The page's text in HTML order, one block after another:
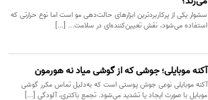
سشوار یکی از پرکاربردترین ابزارهای حالت‌دهی مو است اما نوع حرارتی که
استفاده می‌شود، نقش تعیین‌کننده‌ای در سلامت... [...]
آکنه موبایلی؛ جوشی که از گوشی میاد نه هورمون
آکنه موبایلی نوعی جوش پوستی است که به‌دلیل تماس مکرر گوشی
موبایل با صورت ایجاد یا تشدید می‌شود. تجمع باکتری، آلودگی [...]